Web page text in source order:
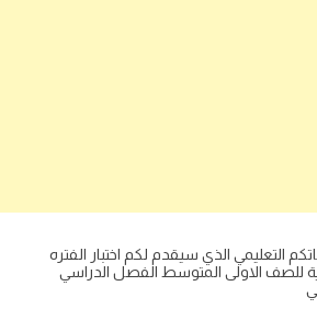
التعليمي الذي سيقدم لكم اختبار الفتره
للصف الاولى المتوسط الفصل الدراسي